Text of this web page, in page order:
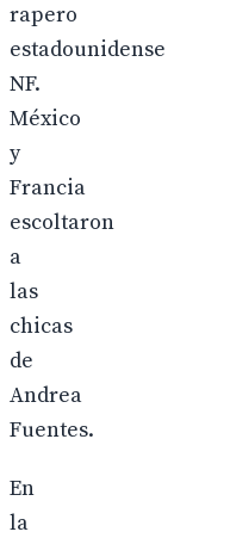
rapero
estadounidense
NF.
México
y
Francia
escoltaron
a
las
chicas
de
Andrea
Fuentes.
En
la